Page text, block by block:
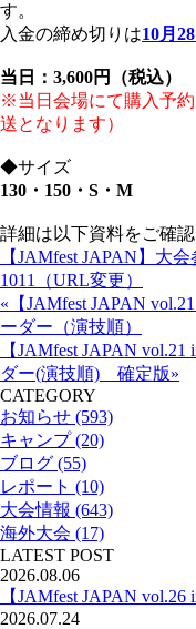
す。
入金の締め切りは10月28
当日： 3,600円（税込）
※当日会場にて購入予
送となります）
◆サイズ
130 ・ 150 ・ S ・ M
詳細は以下資料をご確認
【JAMfest JAPAN】大
1011（URL変更）
«【JAMfest JAPAN
ーダー（演技順）
【JAMfest JAPAN
ダー(演技順) 確定版»
CATEGORY
お知らせ (593)
キャンプ (20)
ブログ (55)
レポート (10)
大会情報 (643)
海外大会 (17)
LATEST POST
2026.08.06
【JAMfest JAPAN
2026.07.24